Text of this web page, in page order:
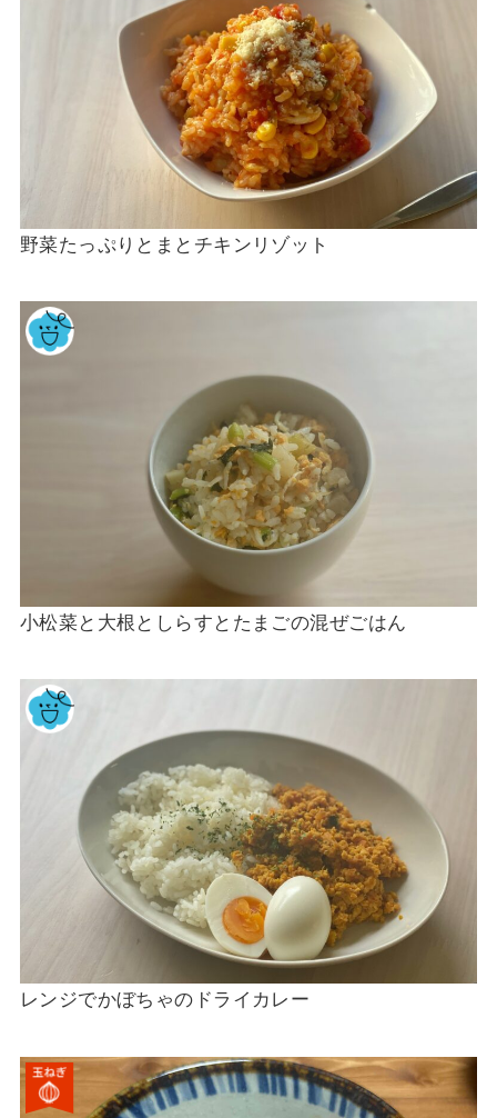
野菜たっぷりとまとチキンリゾット
小松菜と大根としらすとたまごの混ぜごはん
レンジでかぼちゃのドライカレー